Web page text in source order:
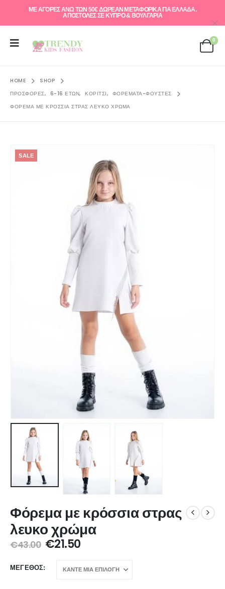
ΜΕ ΑΓΟΡΕΣ ΑΝΩ ΤΩΝ 50€ ΔΩΡΕΑΝ ΜΕΤΑΦΟΡΙΚΑ ΓΙΑ ΕΛΛAΔΑ.
ΑΠΟΣΤΟΛΕΣ ΣΕ ΚΥΠΡΟ & ΒΟΥΛΓΑΡΙΑ
0
HOME
SHOP
ΠΡΟΣΦΟΡΈΣ, 6-16 ΕΤΏΝ, ΚΟΡΊΤΣΙ, ΦΟΡΈΜΑΤΑ-ΦΟΎΣΤΕΣ
ΦΌΡΕΜΑ ΜΕ ΚΡΌΣΣΙΑ ΣΤΡΑΣ ΛΕΥΚΟ ΧΡΏΜΑ
SALE
Φόρεμα με κρόσσια στρας
λευκο χρώμα
€43.00 €21.50
ΜΈΓΕΘΟΣ